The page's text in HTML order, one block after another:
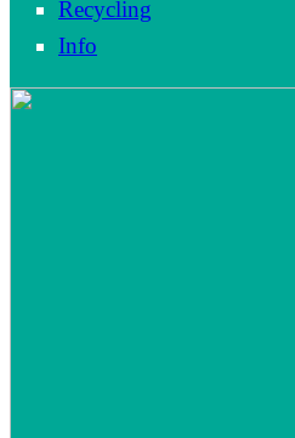
Recycling
Info